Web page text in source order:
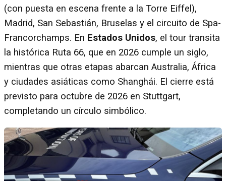
(con puesta en escena frente a la Torre Eiffel),
Madrid, San Sebastián, Bruselas y el circuito de Spa-
Francorchamps. En Estados Unidos, el tour transita
la histórica Ruta 66, que en 2026 cumple un siglo,
mientras que otras etapas abarcan Australia, África
y ciudades asiáticas como Shanghái. El cierre está
previsto para octubre de 2026 en Stuttgart,
completando un círculo simbólico.